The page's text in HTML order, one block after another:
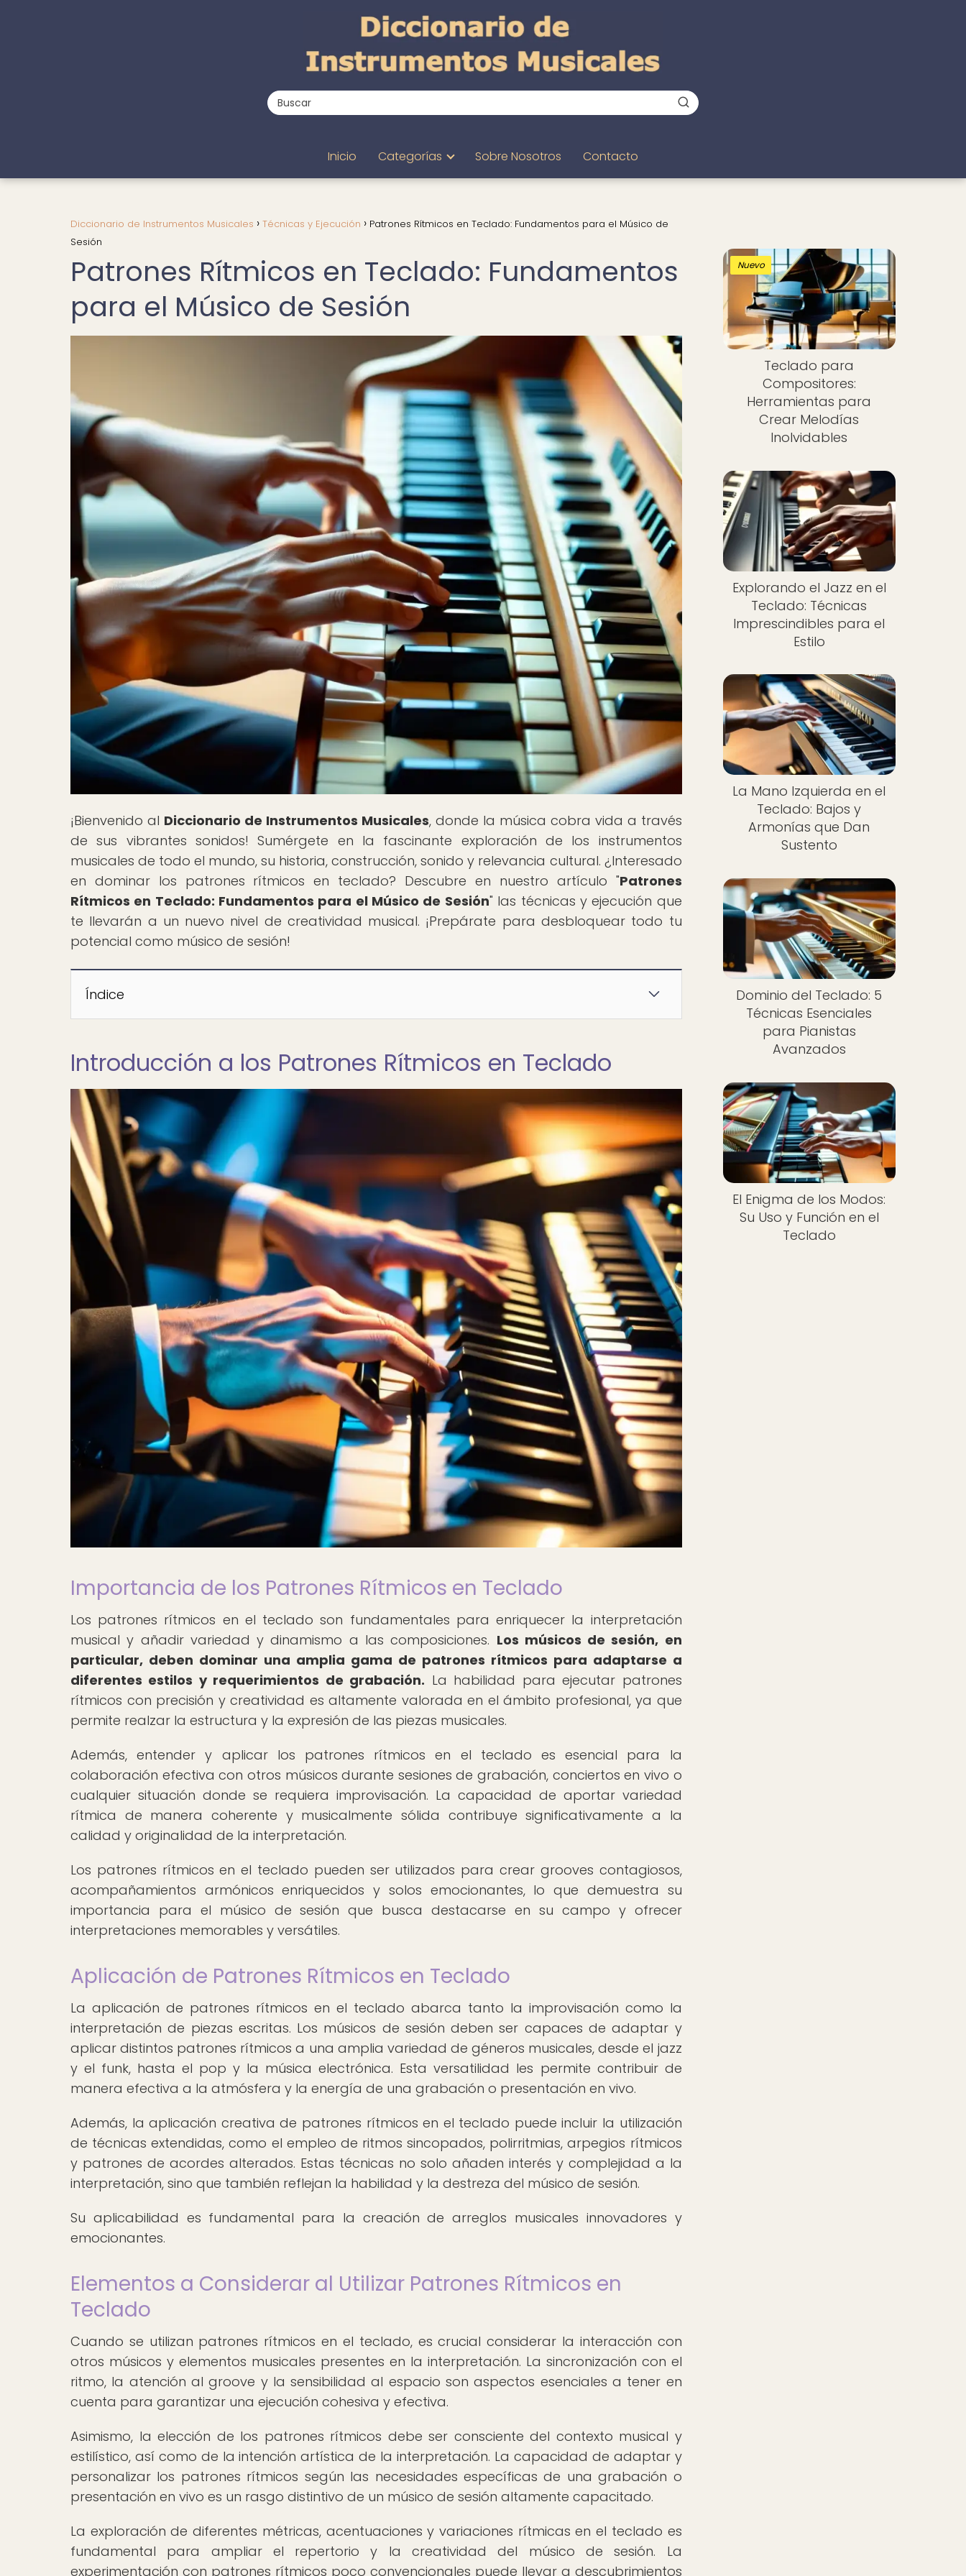
Inicio Categorías Sobre Nosotros Contacto
Diccionario de Instrumentos Musicales Técnicas y Ejecución
Patrones Rítmicos en Teclado: Fundamentos para el Músico de
Sesión
Patrones Rítmicos en Teclado: Fundamentos
para el Músico de Sesión
¡Bienvenido al Diccionario de Instrumentos Musicales, donde la música cobra vida a través
de sus vibrantes sonidos! Sumérgete en la fascinante exploración de los instrumentos
musicales de todo el mundo, su historia, construcción, sonido y relevancia cultural. ¿Interesado
en dominar los patrones rítmicos en teclado? Descubre en nuestro artículo "Patrones
Rítmicos en Teclado: Fundamentos para el Músico de Sesión" las técnicas y ejecución que
te llevarán a un nuevo nivel de creatividad musical. ¡Prepárate para desbloquear todo tu
potencial como músico de sesión!
Índice
Introducción a los Patrones Rítmicos en Teclado
Importancia de los Patrones Rítmicos en Teclado
Los patrones rítmicos en el teclado son fundamentales para enriquecer la interpretación
musical y añadir variedad y dinamismo a las composiciones. Los músicos de sesión, en
particular, deben dominar una amplia gama de patrones rítmicos para adaptarse a
diferentes estilos y requerimientos de grabación. La habilidad para ejecutar patrones
rítmicos con precisión y creatividad es altamente valorada en el ámbito profesional, ya que
permite realzar la estructura y la expresión de las piezas musicales.
Además, entender y aplicar los patrones rítmicos en el teclado es esencial para la
colaboración efectiva con otros músicos durante sesiones de grabación, conciertos en vivo o
cualquier situación donde se requiera improvisación. La capacidad de aportar variedad
rítmica de manera coherente y musicalmente sólida contribuye significativamente a la
calidad y originalidad de la interpretación.
Los patrones rítmicos en el teclado pueden ser utilizados para crear grooves contagiosos,
acompañamientos armónicos enriquecidos y solos emocionantes, lo que demuestra su
importancia para el músico de sesión que busca destacarse en su campo y ofrecer
interpretaciones memorables y versátiles.
Aplicación de Patrones Rítmicos en Teclado
La aplicación de patrones rítmicos en el teclado abarca tanto la improvisación como la
interpretación de piezas escritas. Los músicos de sesión deben ser capaces de adaptar y
aplicar distintos patrones rítmicos a una amplia variedad de géneros musicales, desde el jazz
y el funk, hasta el pop y la música electrónica. Esta versatilidad les permite contribuir de
manera efectiva a la atmósfera y la energía de una grabación o presentación en vivo.
Además, la aplicación creativa de patrones rítmicos en el teclado puede incluir la utilización
de técnicas extendidas, como el empleo de ritmos sincopados, polirritmias, arpegios rítmicos
y patrones de acordes alterados. Estas técnicas no solo añaden interés y complejidad a la
interpretación, sino que también reflejan la habilidad y la destreza del músico de sesión.
Su aplicabilidad es fundamental para la creación de arreglos musicales innovadores y
emocionantes.
Elementos a Considerar al Utilizar Patrones Rítmicos en
Teclado
Cuando se utilizan patrones rítmicos en el teclado, es crucial considerar la interacción con
otros músicos y elementos musicales presentes en la interpretación. La sincronización con el
ritmo, la atención al groove y la sensibilidad al espacio son aspectos esenciales a tener en
cuenta para garantizar una ejecución cohesiva y efectiva.
Asimismo, la elección de los patrones rítmicos debe ser consciente del contexto musical y
estilístico, así como de la intención artística de la interpretación. La capacidad de adaptar y
personalizar los patrones rítmicos según las necesidades específicas de una grabación o
presentación en vivo es un rasgo distintivo de un músico de sesión altamente capacitado.
La exploración de diferentes métricas, acentuaciones y variaciones rítmicas en el teclado es
fundamental para ampliar el repertorio y la creatividad del músico de sesión. La
experimentación con patrones rítmicos poco convencionales puede llevar a descubrimientos
Nuevo
Teclado para
Compositores:
Herramientas para
Crear Melodías
Inolvidables
Explorando el Jazz en el
Teclado: Técnicas
Imprescindibles para el
Estilo
La Mano Izquierda en el
Teclado: Bajos y
Armonías que Dan
Sustento
Dominio del Teclado: 5
Técnicas Esenciales
para Pianistas
Avanzados
El Enigma de los Modos:
Su Uso y Función en el
Teclado